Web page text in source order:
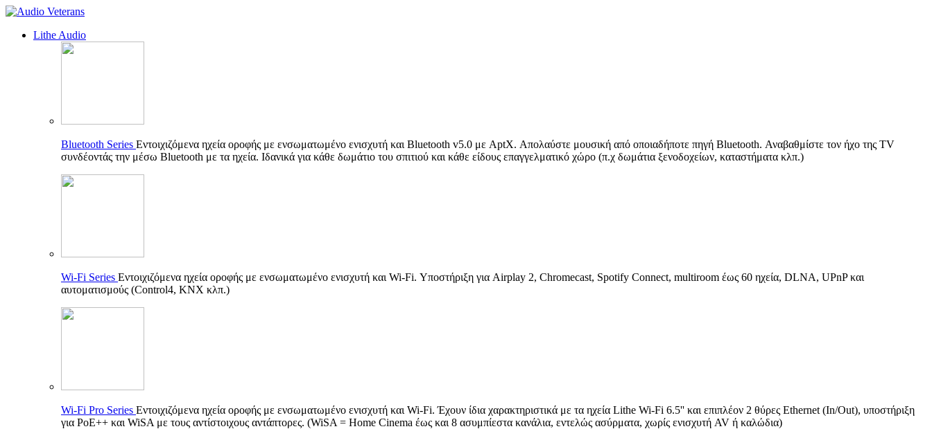
Lithe Audio
Bluetooth Series Εντοιχιζόμενα ηχεία οροφής με ενσωματωμένο ενισχυτή και Bluetooth v5.0 με AptX. Απολαύστε μουσική από οποιαδήποτε πηγή Bluetooth. Αναβαθμίστε τον ήχο της TV
συνδέοντάς την μέσω Bluetooth με τα ηχεία. Ιδανικά για κάθε δωμάτιο του σπιτιού και κάθε είδους επαγγελματικό χώρο (π.χ δωμάτια ξενοδοχείων, καταστήματα κλπ.)
Wi-Fi Series Εντοιχιζόμενα ηχεία οροφής με ενσωματωμένο ενισχυτή και Wi-Fi. Υποστήριξη για Airplay 2, Chromecast, Spotify Connect, multiroom έως 60 ηχεία, DLNA, UPnP και
αυτοματισμούς (Control4, KNX κλπ.)
Wi-Fi Pro Series Εντοιχιζόμενα ηχεία οροφής με ενσωματωμένο ενισχυτή και Wi-Fi. Έχουν ίδια χαρακτηριστικά με τα ηχεία Lithe Wi-Fi 6.5'' και επιπλέον 2 θύρες Ethernet (In/Out), υποστήριξη
για PoE++ και WiSA με τους αντίστοιχους αντάπτορες. (WiSA = Home Cinema έως και 8 ασυμπίεστα κανάλια, εντελώς ασύρματα, χωρίς ενισχυτή AV ή καλώδια)